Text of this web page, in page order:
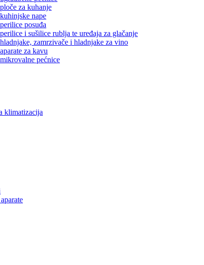
za kuhanje
nape
posuđa
i sušilice rublja te uređaja za glačanje
zamrzivače i hladnjake za vino
za kavu
pećnice
klimatizacija